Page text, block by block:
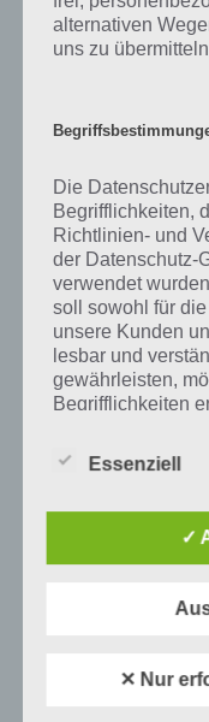
Prozent, wovon die App
Prozent ein Wort und
und iTunes App Store.
Auf WhatsApp
Tweet auf
Mehr
alternativen
uns zu
Die
Begrifflichkeiten,
Richtlinien- und
der Datenschutz-
verwendet
soll sowohl für
unsere Kunden
lesbar und
gewährleisten,
Begrifflichkeiten
Wir verwenden
unter anderem
a)
Folgenden
Essenziell
✓
✕ Nur